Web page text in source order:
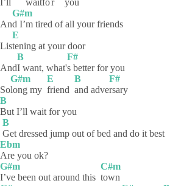
I’ll
waitfor
you
An
G#m
d I’m tired of all your friends
Lis
E
tening at your door
And
B
I want, what'
F#
s better for you
So
G#m
long my
E
friend
B
and adve
F#
rsary
B
But I’ll wait for you
B
Get dressed jump out of bed and do it best
Ebm
Are you ok?
G#m
I’ve been out around this
C#m
town